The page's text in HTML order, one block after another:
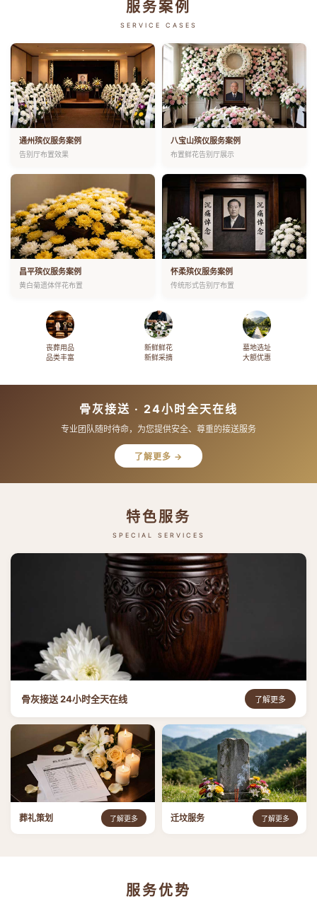
服务案例
SERVICE CASES
通州殡仪服务案例
告别厅布置效果
八宝山殡仪服务案例
布置鲜花告别厅展示
昌平殡仪服务案例
黄白菊遗体伴花布置
怀柔殡仪服务案例
传统形式告别厅布置
丧葬用品
品类丰富
新鲜鲜花
新鲜采摘
墓地选址
大额优惠
骨灰接送 · 24小时全天在线
专业团队随时待命，为您提供安全、尊重的接送服务
了解更多 →
特色服务
SPECIAL SERVICES
骨灰接送 24小时全天在线 了解更多
葬礼策划 了解更多 迁坟服务 了解更多
服务优势